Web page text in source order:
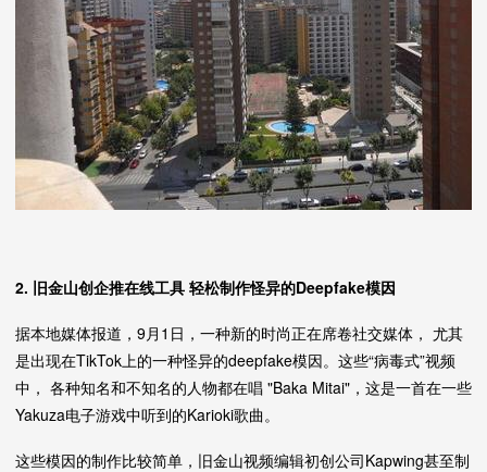
2. 旧金山创企推在线工具 轻松制作怪异的Deepfake模因
据本地媒体报道，9月1日，一种新的时尚正在席卷社交媒体， 尤其
是出现在TikTok上的一种怪异的deepfake模因。这些“病毒式”视频
中， 各种知名和不知名的人物都在唱 "Baka Mitai"，这是一首在一些
Yakuza电子游戏中听到的Karioki歌曲。
这些模因的制作比较简单，旧金山视频编辑初创公司Kapwing甚至制